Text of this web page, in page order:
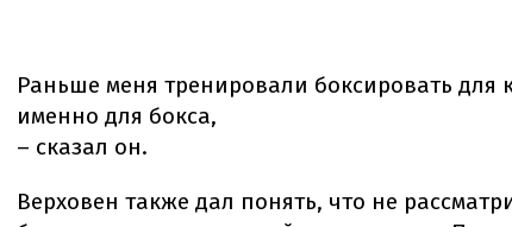
Раньше меня тренировали боксировать для
именно для бокса,
– сказал он.
Верховен также дал понять, что не